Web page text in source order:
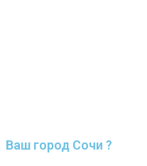
Ваш город Сочи ?